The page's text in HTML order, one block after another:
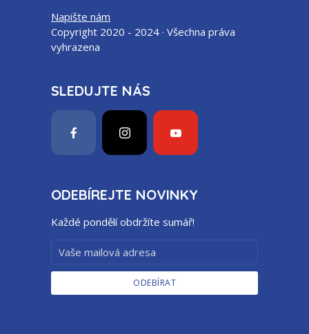
Napište nám
Copyright 2020 - 2024 · Všechna práva
vyhrazena
SLEDUJTE NÁS
ODEBÍREJTE NOVINKY
Každé pondělí obdržíte sumář!